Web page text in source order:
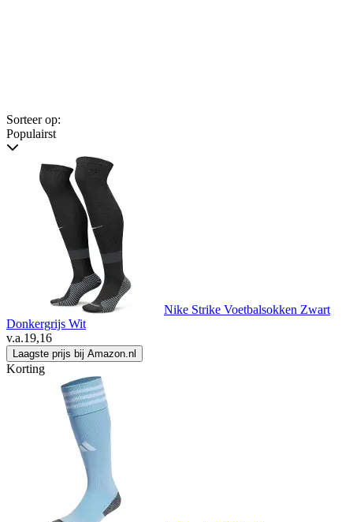
Sorteer op:
Populairst
Nike Strike Voetbalsokken Zwart
Donkergrijs Wit
v.a.19,16
Laagste prijs bij Amazon.nl
Korting